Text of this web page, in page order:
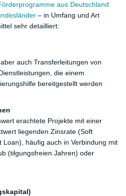
aus Deutschland
– in Umfang und Art
sehr detailliert:
auch Transferleitungen von
die einem
bereitgestellt werden
erachtete Projekte mit einer
liegenden Zinsrate (Soft
Loan), häufig auch in Verbindung mit
(tilgungsfreien Jahren) oder